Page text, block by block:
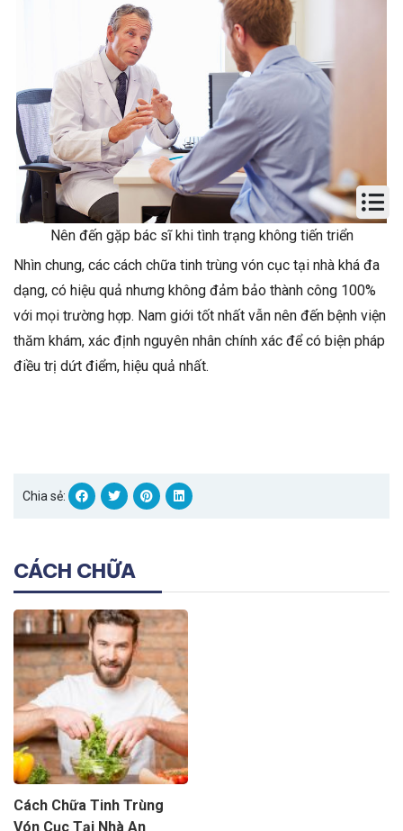
Nên đến gặp bác sĩ khi tình trạng không tiến triển
Nhìn chung, các cách chữa tinh trùng vón cục tại nhà khá đa
dạng, có hiệu quả nhưng không đảm bảo thành công 100%
với mọi trường hợp. Nam giới tốt nhất vẫn nên đến bệnh viện
thăm khám, xác định nguyên nhân chính xác để có biện pháp
điều trị dứt điểm, hiệu quả nhất.
Chia sẻ:
CÁCH CHỮA
Cách Chữa Tinh Trùng
Vón Cục Tại Nhà An